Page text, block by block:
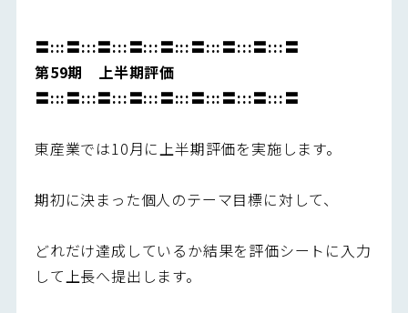
〓:::〓:::〓:::〓:::〓:::〓:::〓:::〓:::〓
第59期 上半期評価
〓:::〓:::〓:::〓:::〓:::〓:::〓:::〓:::〓
東産業では10月に上半期評価を実施します。
期初に決まった個人のテーマ目標に対して、
どれだけ達成しているか結果を評価シートに入力
して上長へ提出します。